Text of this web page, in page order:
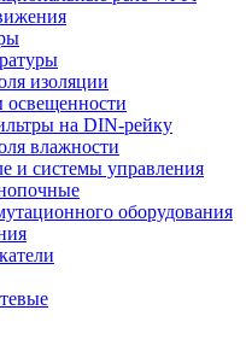
изоляции
освещенности
на DIN-рейку
влажности
и системы управления
оборудования